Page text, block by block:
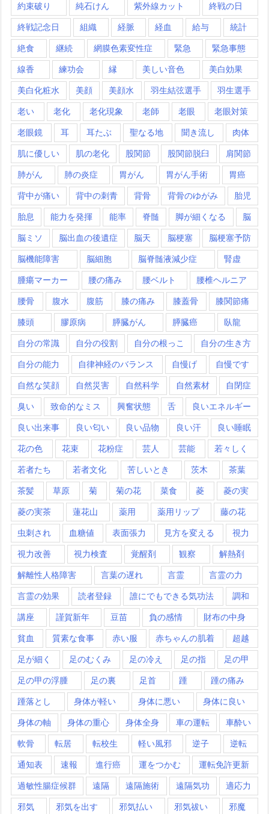
約束破り 純石けん 紫外線カット 終戦の日
終戦記念日 組織 経脈 経血 給与 統計
絶食 継続 網膜色素変性症 緊急 緊急事態
線香 練功会 縁 美しい音色 美白効果
美白化粧水 美顔 美顔水 羽生結弦選手 羽生選手
老い 老化 老化現象 老師 老眼 老眼対策
老眼鏡 耳 耳たぶ 聖なる地 聞き流し 肉体
肌に優しい 肌の老化 股関節 股関節脱臼 肩関節
肺がん 肺の炎症 胃がん 胃がん手術 胃癌
背中が痛い 背中の刺青 背骨 背骨のゆがみ 胎児
胎息 能力を発揮 能率 脊髄 脚が細くなる 脳
脳ミソ 脳出血の後遺症 脳天 脳梗塞 脳梗塞予防
脳機能障害 脳細胞 脳脊髄液減少症 腎虚
腫瘍マーカー 腰の痛み 腰ベルト 腰椎ヘルニア
腰骨 腹水 腹筋 膝の痛み 膝蓋骨 膝関節痛
膝頭 膠原病 膵臓がん 膵臓癌 臥龍
自分の常識 自分の役割 自分の根っこ 自分の生き方
自分の能力 自律神経のバランス 自慢げ 自慢です
自然な笑顔 自然災害 自然科学 自然素材 自閉症
臭い 致命的なミス 興奮状態 舌 良いエネルギー
良い出来事 良い匂い 良い品物 良い汗 良い睡眠
花の色 花束 花粉症 芸人 芸能 若々しく
若者たち 若者文化 苦しいとき 茨木 茶葉
茶髪 草原 菊 菊の花 菜食 菱 菱の実
菱の実茶 蓮花山 薬用 薬用リップ 藤の花
虫刺され 血糖値 表面張力 見方を変える 視力
視力改善 視力検査 覚醒剤 観察 解熱剤
解離性人格障害 言葉の遅れ 言霊 言霊の力
言霊の効果 読者登録 誰にでもできる気功法 調和
講座 謹賀新年 豆苗 負の感情 財布の中身
貧血 質素な食事 赤い服 赤ちゃんの肌着 超越
足が細く 足のむくみ 足の冷え 足の指 足の甲
足の甲の浮腫 足の裏 足首 踵 踵の痛み
踵落とし 身体が軽い 身体に悪い 身体に良い
身体の軸 身体の重心 身体全身 車の運転 車酔い
軟骨 転居 転校生 軽い風邪 逆子 逆転
通知表 速報 進行癌 運をつかむ 運転免許更新
過敏性腸症候群 遠隔 遠隔施術 遠隔気功 適応力
邪気 邪気を出す 邪気払い 邪気祓い 邪魔